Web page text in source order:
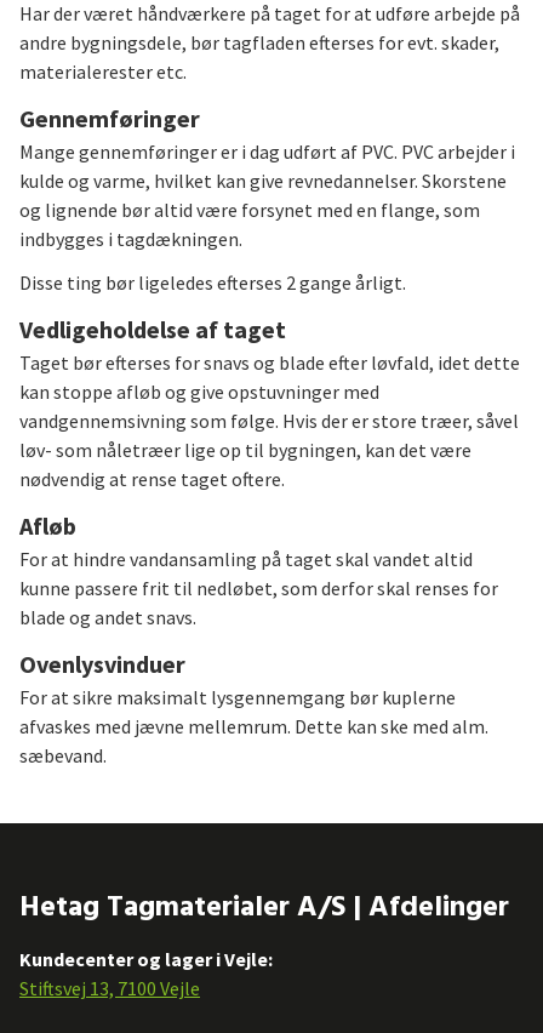
Har der været håndværkere på taget for at udføre arbejde på
andre bygningsdele, bør tagfladen efterses for evt. skader,
materialerester etc.
Gennemføringer
Mange gennemføringer er i dag udført af PVC. PVC arbejder i
kulde og varme, hvilket kan give revnedannelser. Skorstene
og lignende bør altid være forsynet med en flange, som
indbygges i tagdækningen.
Disse ting bør ligeledes efterses 2 gange årligt.
Vedligeholdelse af taget
Taget bør efterses for snavs og blade efter løvfald, idet dette
kan stoppe afløb og give opstuvninger med
vandgennemsivning som følge. Hvis der er store træer, såvel
løv- som nåletræer lige op til bygningen, kan det være
nødvendig at rense taget oftere.
Afløb
For at hindre vandansamling på taget skal vandet altid
kunne passere frit til nedløbet, som derfor skal renses for
blade og andet snavs.
Ovenlysvinduer
For at sikre maksimalt lysgennemgang bør kuplerne
afvaskes med jævne mellemrum. Dette kan ske med alm.
sæbevand.
Hetag Tagmaterialer A/S | Afdelinger
Kundecenter og lager i Vejle:
Stiftsvej 13, 7100 Vejle